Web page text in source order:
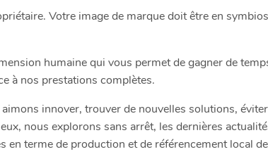
Votre image de marque doit être en
humaine qui vous permet de gagner de
à nos prestations complètes.
innover, trouver de nouvelles solutions,
nous explorons sans arrêt, les dernières
en terme de production et de référencement local